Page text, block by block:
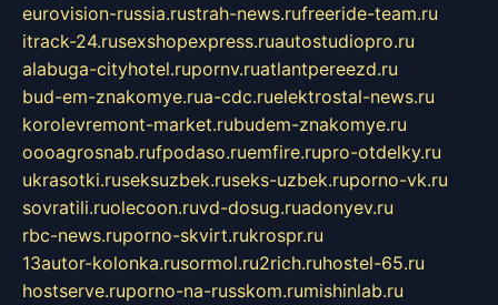
eurovision-russia.rustrah-news.rufreeride-team.ru
itrack-24.rusexshopexpress.ruautostudiopro.ru
alabuga-cityhotel.rupornv.ruatlantpereezd.ru
bud-em-znakomye.rua-cdc.ruelektrostal-news.ru
korolevremont-market.rubudem-znakomye.ru
oooagrosnab.rufpodaso.ruemfire.rupro-otdelky.ru
ukrasotki.ruseksuzbek.ruseks-uzbek.ruporno-vk.ru
sovratili.ruolecoon.ruvd-dosug.ruadonyev.ru
rbc-news.ruporno-skvirt.rukrospr.ru
13autor-kolonka.rusormol.ru2rich.ruhostel-65.ru
hostserve.ruporno-na-russkom.rumishinlab.ru